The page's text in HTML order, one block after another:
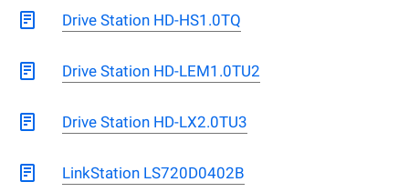
Drive Station HD-HS1.0TQ
Drive Station HD-LEM1.0TU2
Drive Station HD-LX2.0TU3
LinkStation LS720D0402B